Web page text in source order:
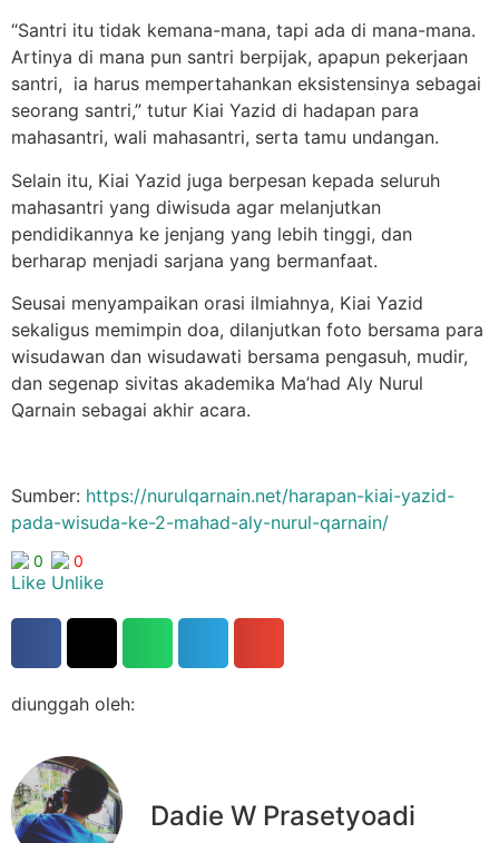
“Santri itu tidak kemana-mana, tapi ada di mana-mana.
Artinya di mana pun santri berpijak, apapun pekerjaan
santri, ia harus mempertahankan eksistensinya sebagai
seorang santri,” tutur Kiai Yazid di hadapan para
mahasantri, wali mahasantri, serta tamu undangan.
Selain itu, Kiai Yazid juga berpesan kepada seluruh
mahasantri yang diwisuda agar melanjutkan
pendidikannya ke jenjang yang lebih tinggi, dan
berharap menjadi sarjana yang bermanfaat.
Seusai menyampaikan orasi ilmiahnya, Kiai Yazid
sekaligus memimpin doa, dilanjutkan foto bersama para
wisudawan dan wisudawati bersama pengasuh, mudir,
dan segenap sivitas akademika Ma’had Aly Nurul
Qarnain sebagai akhir acara.
Sumber: https://nurulqarnain.net/harapan-kiai-yazid-
pada-wisuda-ke-2-mahad-aly-nurul-qarnain/
0 0
diunggah oleh:
Dadie W Prasetyoadi